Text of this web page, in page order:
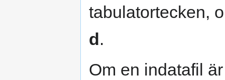
tabulatortecken,
d.
Om en indatafil